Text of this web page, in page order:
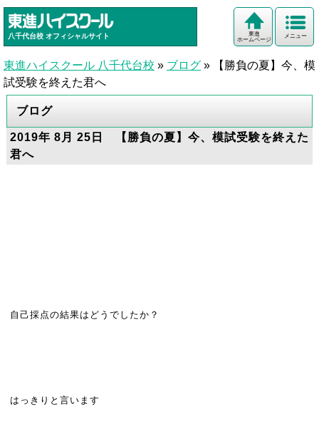
八千代台校 オフィシャルサイト メニュー
東進
ホームページ
東進ハイスクール 八千代台校 » ブログ »
【勝負の夏】今、模
試受験を終えた君へ
ブログ
2019年 8月 25日 【勝負の夏】今、模試受験を終えた
君へ
自己採点の結果はどうでしたか？
はっきりと言います